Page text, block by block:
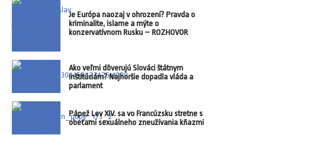
Je Európa naozaj v ohrození? Pravda o
kriminalite, islame a mýte o
konzervatívnom Rusku – ROZHOVOR
Ako veľmi dôverujú Slováci štátnym
inštitúciám? Najhoršie dopadla vláda a
parlament
Pápež Lev XIV. sa vo Francúzsku stretne s
obeťami sexuálneho zneužívania kňazmi